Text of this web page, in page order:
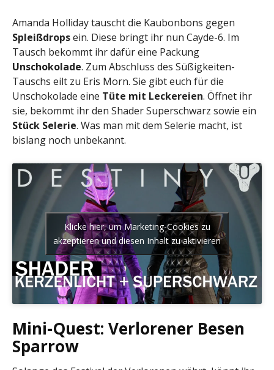
Amanda Holliday tauscht die Kaubonbons gegen
Spleißdropsein. Diese bringt ihr nun Cayde-6. Im
Tausch bekommt ihr dafür eine Packung
Unschokolade. Zum Abschluss des Süßigkeiten-
Tauschs eilt zu Eris Morn. Sie gibt euch für die
Unschokolade eine Tüte mit Leckereien. Öffnet ihr
sie, bekommt ihr den Shader Superschwarz sowie ein
Stück Selerie. Was man mit dem Selerie macht, ist
bislang noch unbekannt.
Klicke hier, um Marketing-Cookies zu
akzeptieren und diesen Inhalt zu aktivieren
Mini-Quest: Verlorener Besen
Sparrow